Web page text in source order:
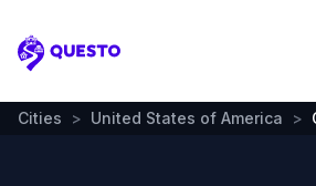
Questo
Cities > United States of America >